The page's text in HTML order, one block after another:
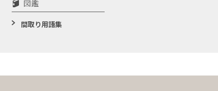
図鑑
間取り用語集